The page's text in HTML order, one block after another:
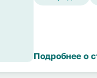
Подробнее о